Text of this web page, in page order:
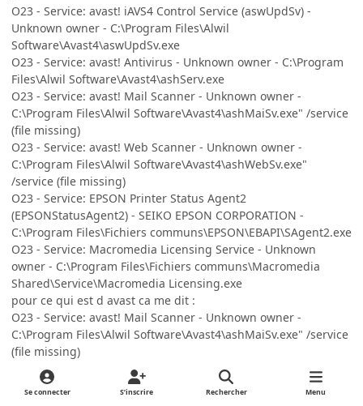
O23 - Service: avast! iAVS4 Control Service (aswUpdSv) -
Unknown owner - C:\Program Files\Alwil
Software\Avast4\aswUpdSv.exe
O23 - Service: avast! Antivirus - Unknown owner - C:\Program
Files\Alwil Software\Avast4\ashServ.exe
O23 - Service: avast! Mail Scanner - Unknown owner -
C:\Program Files\Alwil Software\Avast4\ashMaiSv.exe" /service
(file missing)
O23 - Service: avast! Web Scanner - Unknown owner -
C:\Program Files\Alwil Software\Avast4\ashWebSv.exe"
/service (file missing)
O23 - Service: EPSON Printer Status Agent2
(EPSONStatusAgent2) - SEIKO EPSON CORPORATION -
C:\Program Files\Fichiers communs\EPSON\EBAPI\SAgent2.exe
O23 - Service: Macromedia Licensing Service - Unknown
owner - C:\Program Files\Fichiers communs\Macromedia
Shared\Service\Macromedia Licensing.exe
pour ce qui est d avast ca me dit :
O23 - Service: avast! Mail Scanner - Unknown owner -
C:\Program Files\Alwil Software\Avast4\ashMaiSv.exe" /service
(file missing)
Inutilement Ces entrées montrent tous les services qui ne
sont pas de Microsoft. Souvent malware démarre comme un
Se connecter S’inscrire Rechercher Menu